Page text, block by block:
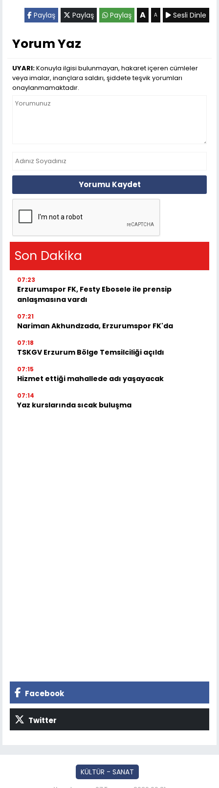
Paylaş Paylaş Paylaş A A Sesli Dinle
Yorum Yaz
UYARI:Konuyla ilgisi bulunmayan, hakaret içeren cümleler
veya imalar, inançlara saldırı, şiddete teşvik yorumları
onaylanmamaktadır.
Yorumu Kaydet
Son Dakika
07:23
Erzurumspor FK, Festy Ebosele ile prensip
anlaşmasına vardı
07:21
Nariman Akhundzada, Erzurumspor FK'da
07:18
TSKGV Erzurum Bölge Temsilciliği açıldı
07:15
Hizmet ettiği mahallede adı yaşayacak
07:14
Yaz kurslarında sıcak buluşma
Facebook
Twitter
KÜLTÜR - SANAT